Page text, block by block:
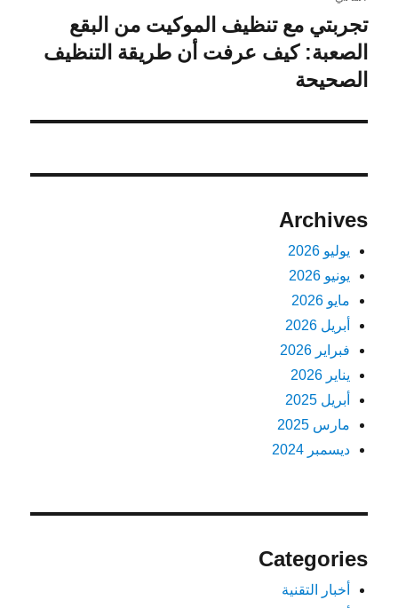
المقالة
التالية:
تجربتي مع تنظيف الموكيت من البقع
الصعبة: كيف عرفت أن طريقة التنظيف
الصحيحة
Archives
يوليو 2026
يونيو 2026
مايو 2026
أبريل 2026
فبراير 2026
يناير 2026
أبريل 2025
مارس 2025
ديسمبر 2024
Categories
أخبار التقنية